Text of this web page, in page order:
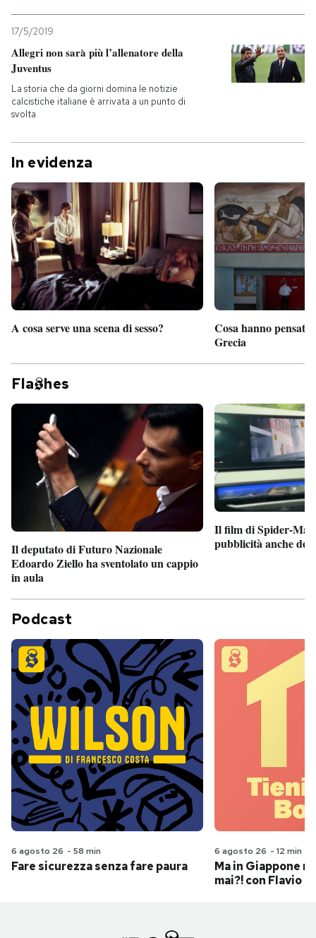
17/5/2019
Allegri non sarà più l’allenatore della
Juventus
La storia che da giorni domina le notizie
calcistiche italiane è arrivata a un punto di
svolta
In evidenza
A cosa serve una scena di sesso?
Cosa hanno pensato
Grecia
Fla hes
Il deputato di Futuro Nazionale
Edoardo Ziello ha sventolato un cappio
in aula
Il film di Spider-Man
pubblicità anche
Podcast
6 agosto 26 - 58 min
Fare sicurezza senza fare paura
6 agosto 26 - 12 min
Ma in Giappone
mai?! con Flavio